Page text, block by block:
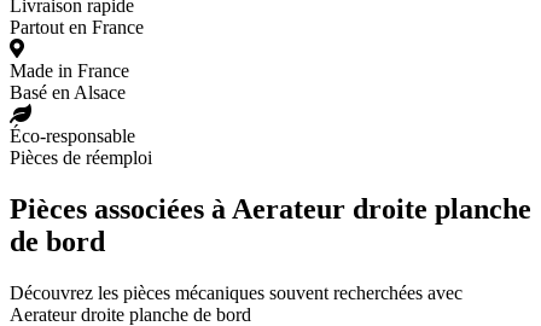
Livraison rapide
Partout en France
Made in France
Basé en Alsace
Éco-responsable
Pièces de réemploi
Pièces associées à Aerateur droite planche
de bord
Découvrez les pièces mécaniques souvent recherchées avec
Aerateur droite planche de bord